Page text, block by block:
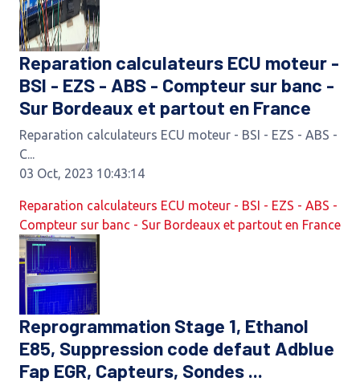
Reparation calculateurs ECU moteur -
BSI - EZS - ABS - Compteur sur banc -
Sur Bordeaux et partout en France
Reparation calculateurs ECU moteur - BSI - EZS - ABS -
C...
03 Oct, 2023 10:43:14
Reparation calculateurs ECU moteur - BSI - EZS - ABS -
Compteur sur banc - Sur Bordeaux et partout en France
Reprogrammation Stage 1, Ethanol
E85, Suppression code defaut Adblue
Fap EGR, Capteurs, Sondes ...